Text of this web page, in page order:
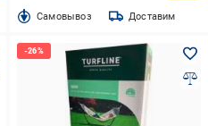
Cамовывоз Доставим